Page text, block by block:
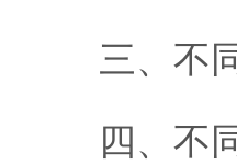
三、不
四、不